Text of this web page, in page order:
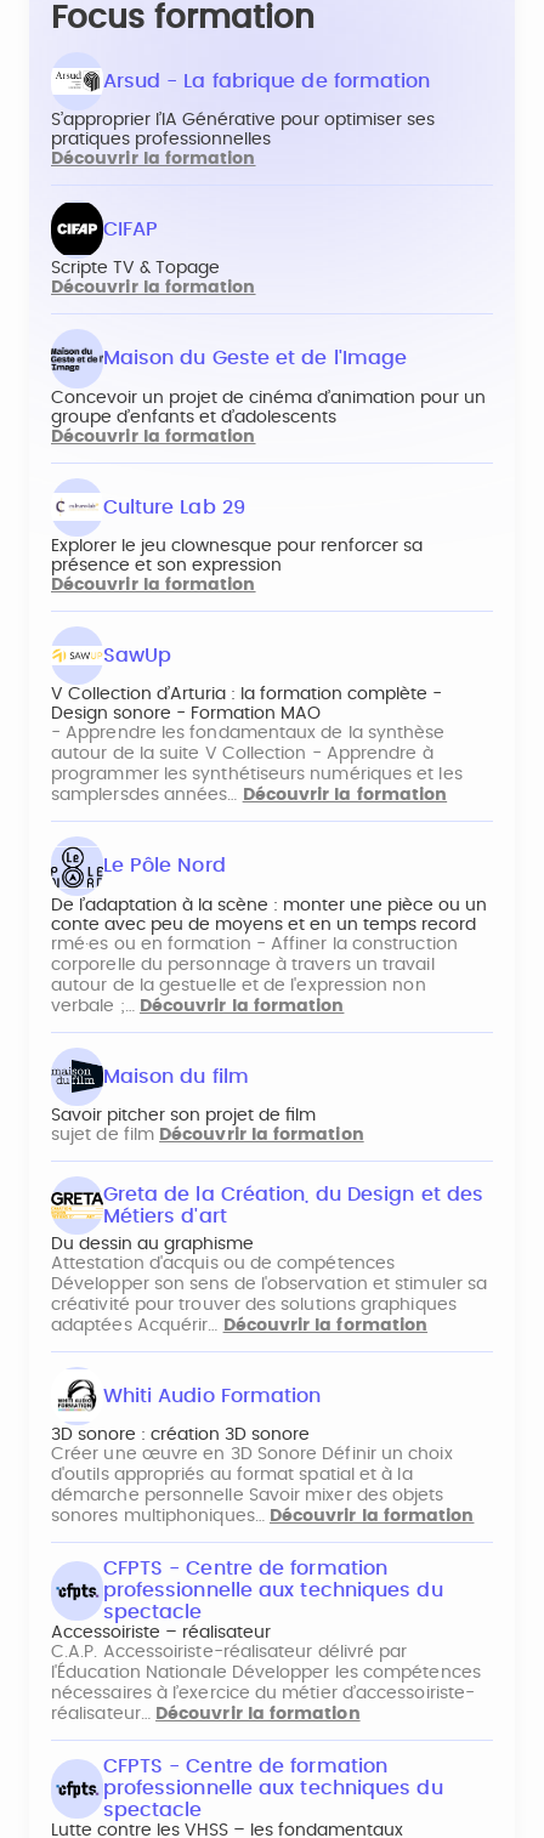
Focus formation
Arsud - La fabrique de formation
S’approprier l’IA Générative pour optimiser ses
pratiques professionnelles
Découvrir la formation
CIFAP
Scripte TV & Topage
Découvrir la formation
Maison du Geste et de l'Image
Concevoir un projet de cinéma d’animation pour un
groupe d’enfants et d’adolescents
Découvrir la formation
Culture Lab 29
Explorer le jeu clownesque pour renforcer sa
présence et son expression
Découvrir la formation
SawUp
V Collection d’Arturia : la formation complète -
Design sonore - Formation MAO
- Apprendre les fondamentaux de la synthèse
autour de la suite V Collection - Apprendre à
programmer les synthétiseurs numériques et les
samplersdes années… Découvrir la formation
Le Pôle Nord
De l’adaptation à la scène : monter une pièce ou un
conte avec peu de moyens et en un temps record
rmé·es ou en formation - Affiner la construction
corporelle du personnage à travers un travail
autour de la gestuelle et de l'expression non
verbale ;…
Découvrir la formation
Maison du film
Savoir pitcher son projet de film
sujet de film Découvrir la formation
Greta de la Création, du Design et des
Métiers d'art
Du dessin au graphisme
Attestation d'acquis ou de compétences
Développer son sens de l'observation et stimuler sa
créativité pour trouver des solutions graphiques
adaptées Acquérir… Découvrir la formation
Whiti Audio Formation
3D sonore : création 3D sonore
Créer une œuvre en 3D Sonore Définir un choix
d'outils appropriés au format spatial et à la
démarche personnelle Savoir mixer des objets
sonores multiphoniques… Découvrir la formation
CFPTS - Centre de formation
professionnelle aux techniques du
spectacle
Accessoiriste – réalisateur
C.A.P. Accessoiriste-réalisateur délivré par
l'Éducation Nationale Développer les compétences
nécessaires à l’exercice du métier d’accessoiriste-
réalisateur… Découvrir la formation
CFPTS - Centre de formation
professionnelle aux techniques du
spectacle
Lutte contre les VHSS – les fondamentaux